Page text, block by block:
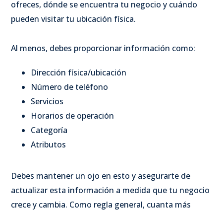
ofreces, dónde se encuentra tu negocio y cuándo
pueden visitar tu ubicación física.
Al menos, debes proporcionar información como:
Dirección física/ubicación
Número de teléfono
Servicios
Horarios de operación
Categoría
Atributos
Debes mantener un ojo en esto y asegurarte de
actualizar esta información a medida que tu negocio
crece y cambia. Como regla general, cuanta más